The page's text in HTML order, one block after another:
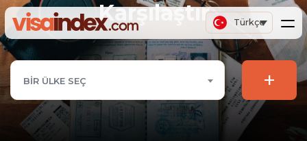
Türkçe
Karşılaştır
BIR ÜLKE SEÇ +